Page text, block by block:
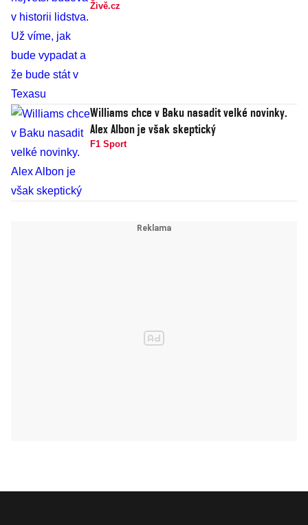
Živě.cz
Williams chce v Baku nasadit velké novinky.
Alex Albon je však skeptický
F1 Sport